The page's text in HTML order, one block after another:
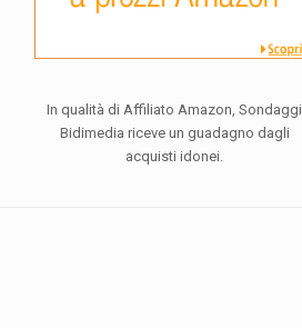
In qualità di Affiliato Amazon, Sondaggi
Bidimedia riceve un guadagno dagli
acquisti idonei.